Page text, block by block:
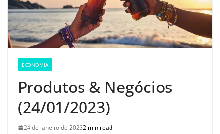
ECONOMIA
Produtos & Negócios
(24/01/2023)
24 de janeiro de 20232 min read